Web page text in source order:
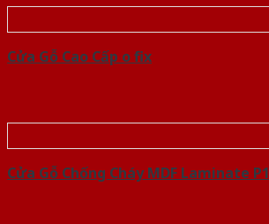
Cửa Gỗ Cao Cấp o fix
Cửa Gỗ Chống Cháy MDF Laminate P1